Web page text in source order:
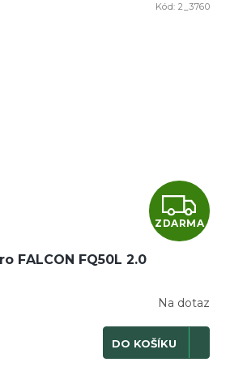
Z
D
R
M
ZDARMA
FALCON FQ50L 2.0
Na dotaz
DO KOŠÍKU
Kód: 2_3760